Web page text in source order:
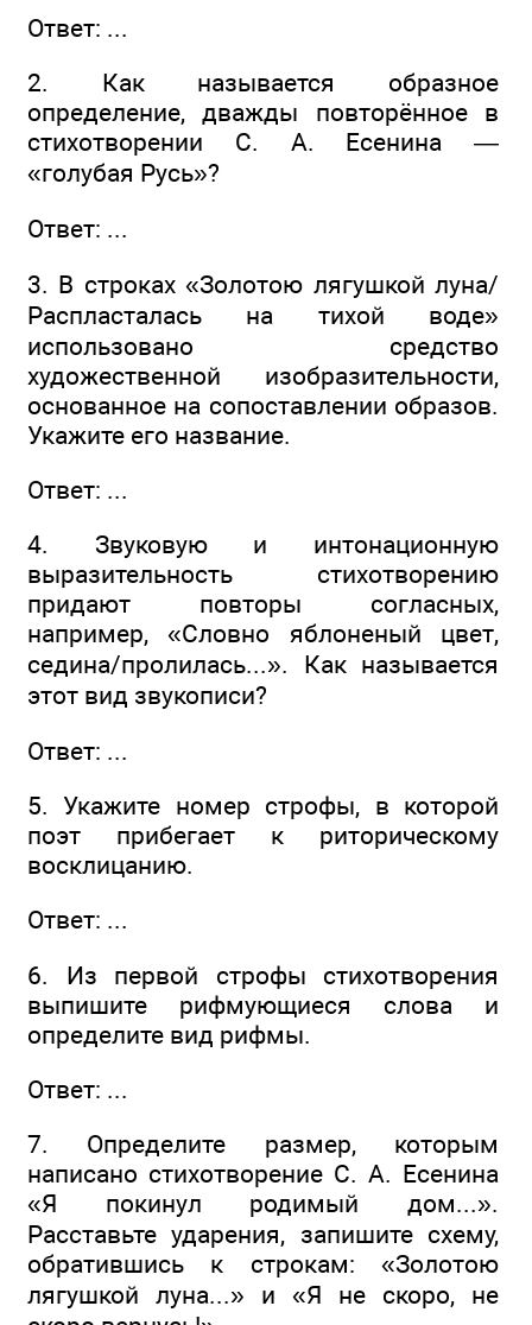
Ответ: ...
2. Как называется образное
определение, дважды повторённое в
стихотворении С. А. Есенина —
«голубая Русь»?
Ответ: ...
3. В строках «Золотою лягушкой луна/
Распласталась на тихой воде»
использовано средство
художественной изобразительности,
основанное на сопоставлении образов.
Укажите его название.
Ответ: ...
4. Звуковую и интонационную
выразительность стихотворению
придают повторы согласных,
например, «Словно яблоненый цвет,
седина/пролилась...». Как называется
этот вид звукописи?
Ответ: ...
5. Укажите номер строфы, в которой
поэт прибегает к риторическому
восклицанию.
Ответ: ...
6. Из первой строфы стихотворения
выпишите рифмующиеся слова и
определите вид рифмы.
Ответ: ...
7. Определите размер, которым
написано стихотворение С. А. Есенина
«Я покинул родимый дом...».
Расставьте ударения, запишите схему,
обратившись к строкам: «Золотою
лягушкой луна...» и «Я не скоро, не